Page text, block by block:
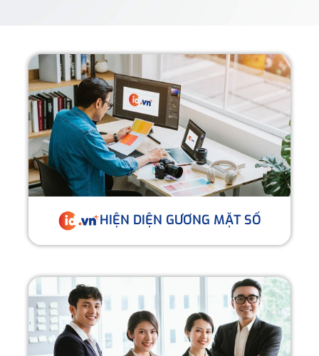
HIỆN DIỆN GƯƠNG MẶT SỐ